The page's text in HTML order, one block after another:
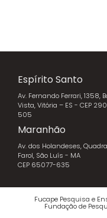
Espírito Santo
Av. Fernando Ferrari, 1358,
Vista, Vitória – ES - CEP
505
Maranhão
Av. dos Holandeses,
Farol, São Luís - MA
CEP 65077-635
Fucape Pesquisa e
Fundação de